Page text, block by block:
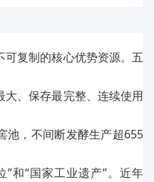
复制的核心优势资源。五
、保存最完整、连续使用
池，不间断发酵生产超655
和“国家工业遗产”。近年